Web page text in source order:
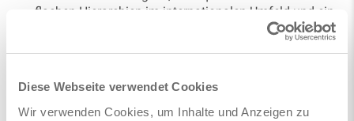
Diese Webseite verwendet Cookies
Wir verwenden Cookies, um Inhalte und Anzeigen zu
flachen Hierarchien im internationalen Umfeld und ein
Einen sicheren und modernen Arbeitsplatz
Regelmäßige kulinarische Events für die Mitarbeiter